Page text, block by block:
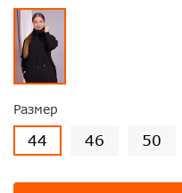
Размер
44 46 50